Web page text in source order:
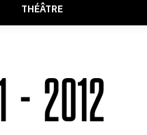
THÉÂTRE
– 2012